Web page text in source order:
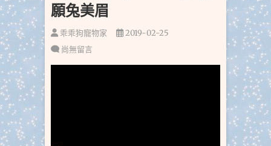
願兔美眉
乖乖狗寵物家
2019-02-25
尚無留言